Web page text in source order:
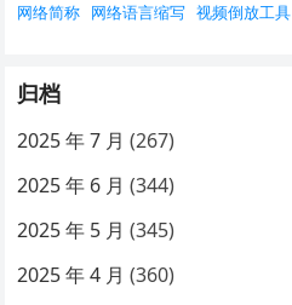
网络简称 网络语言缩写 视频倒放工具
归档
2025 年 7 月 (267)
2025 年 6 月 (344)
2025 年 5 月 (345)
2025 年 4 月 (360)